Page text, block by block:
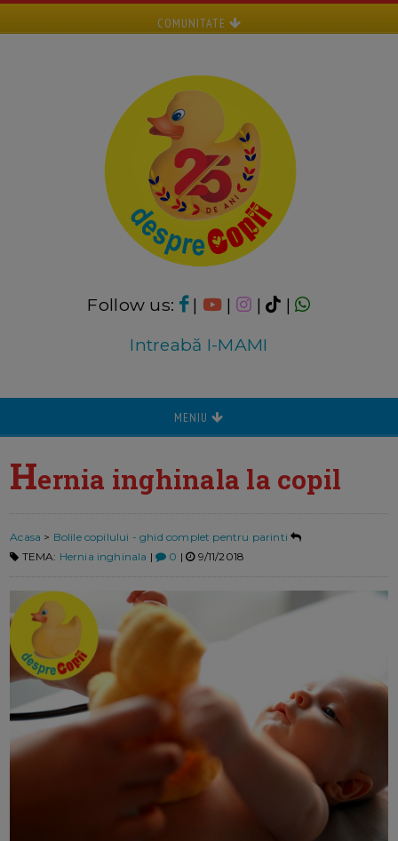
COMUNITATE
Follow us: | | |
|
Intreabă I-MAMI
MENIU
Hernia inghinala la copil
Acasa > Bolile copilului - ghid complet pentru parinti
TEMA: Hernia inghinala | 0 | 9/11/2018